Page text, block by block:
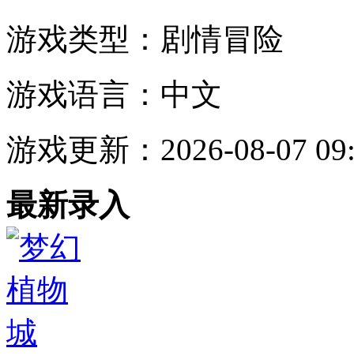
游戏类型： 剧情冒险
游戏语言： 中文
游戏更新： 2026-08-07
最新录入